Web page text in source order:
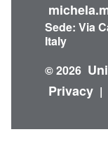
Sede: Via
Italy
© 2026
Privacy |